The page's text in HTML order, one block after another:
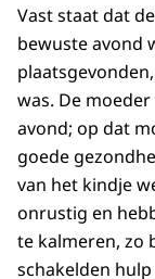
Vast staat dat
bewuste avond
was. De
avond; op dat
goede
van het kindje
onrustig en
te kalmeren, zo
schakelden